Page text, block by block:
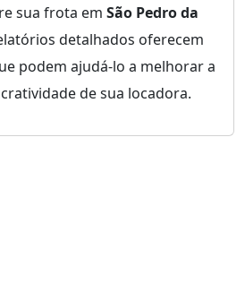
sua frota em São Pedro da
detalhados oferecem
podem ajudá-lo a melhorar a
de sua locadora.